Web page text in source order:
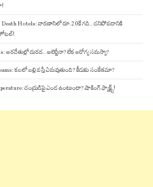
Death Hotels: వారణాసిలో రూ.20కే గది.. చనిపోవడానికి
అరచేతుల్లో దురద.. అలెర్జీనా? లేక ఆరోగ్య సమస్యా?
కలలో బల్లి వస్తే ఏమవుతుంది? కీడుకు సంకేతమా?
చంద్రుడిపై ఎండ ఉంటుందా? షాకింగ్ ఫ్యాక్ట్స్!